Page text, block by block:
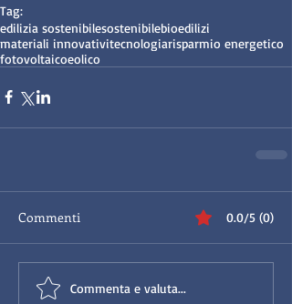
Tag:
edilizia sostenibilesostenibilebioedilizi
materiali innovativitecnologiarisparmio energetico
fotovoltaicoeolico
Commenti 0.0/5 (0)
Commenta e valuta...